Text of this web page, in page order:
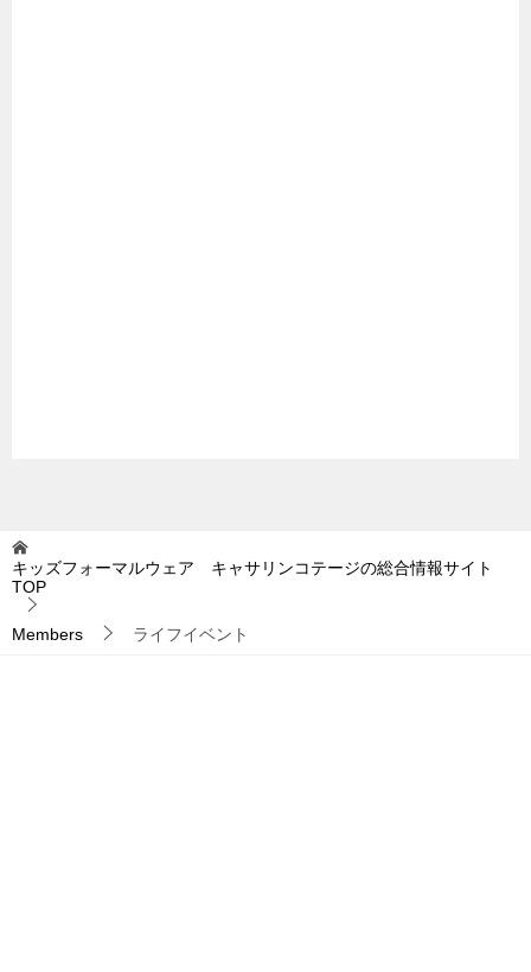
キッズフォーマルウェア キャサリンコテージの総合情報サイト
TOP
Members ライフイベント